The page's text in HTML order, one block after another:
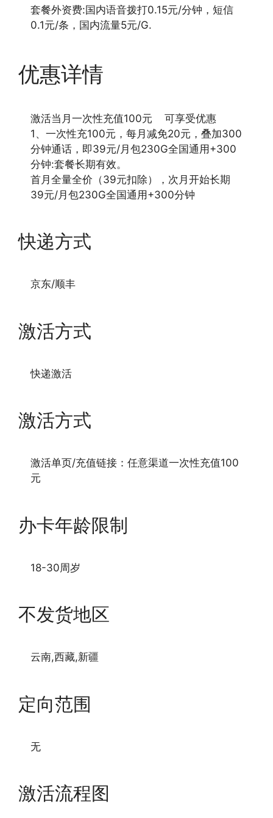
套餐外资费:国内语音拨打0.15元/分钟，短信
0.1元/条，国内流量5元/G.
优惠详情
激活当月一次性充值100元 可享受优惠
1、一次性充100元，每月减免20元，叠加300
分钟通话，即39元/月包230G全国通用+300
分钟:套餐长期有效。
首月全量全价（39元扣除），次月开始长期
39元/月包230G全国通用+300分钟
快递方式
京东/顺丰
激活方式
快递激活
激活方式
激活单页/充值链接：任意渠道一次性充值100
元
办卡年龄限制
18-30周岁
不发货地区
云南,西藏,新疆
定向范围
无
激活流程图